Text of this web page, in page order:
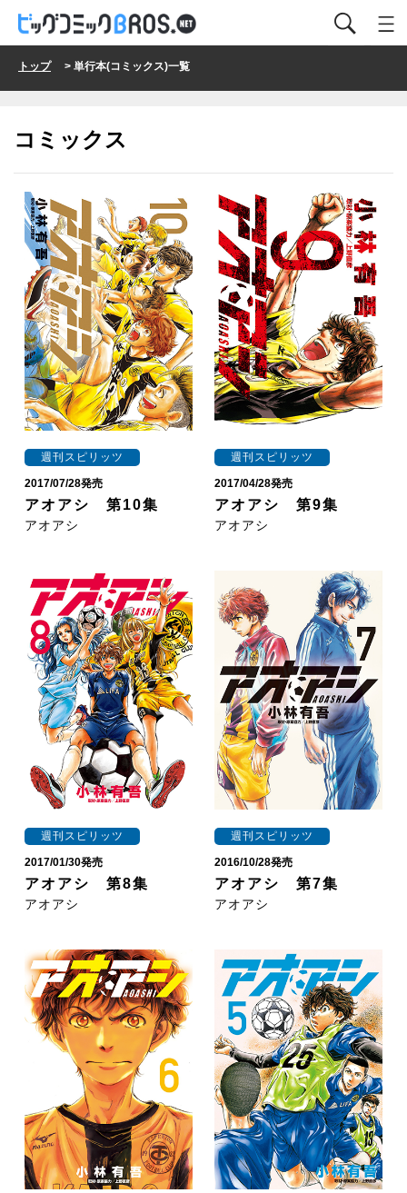
トップ> 単行本(コミックス)一覧
コミックス
週刊スピリッツ
2017/07/28発売
アオアシ 第10集
アオアシ
週刊スピリッツ
2017/04/28発売
アオアシ 第9集
アオアシ
週刊スピリッツ
2017/01/30発売
アオアシ 第8集
アオアシ
週刊スピリッツ
2016/10/28発売
アオアシ 第7集
アオアシ